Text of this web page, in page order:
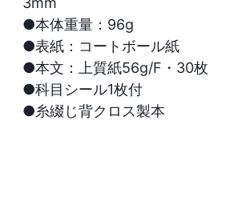
●本体重量：96g
●表紙：コートボール紙
●本文：上質紙56g/F・30枚
●科目シール1枚付
●糸綴じ背クロス製本